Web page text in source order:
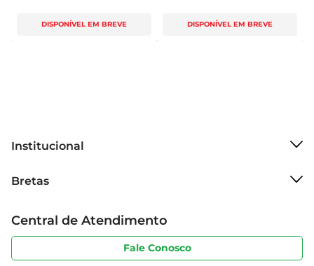
DISPONÍVEL EM BREVE DISPONÍVEL EM BREVE
Institucional
Grupo Cencosud
Sobre privacidade
Portal do fornecedor
Bretas
Produtos Bretas
Código de ética
Serviços
Central de Atendimento
Fale Conosco